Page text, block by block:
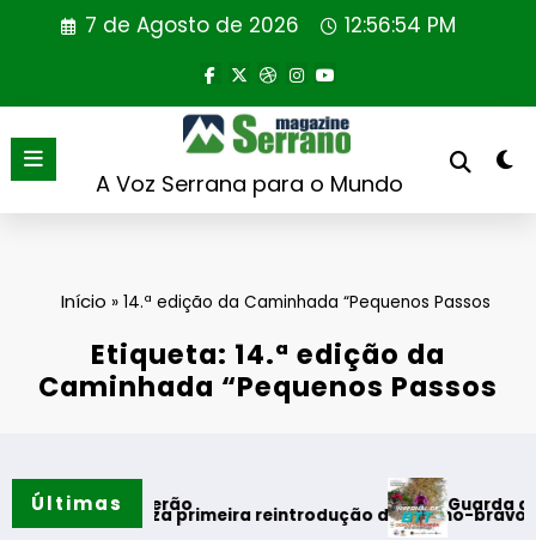
7 de Agosto de 2026 12:56:55 PM
A Voz Serrana para o Mundo
Início »14.ª edição da Caminhada “Pequenos Passos
Etiqueta: 14.ª edição da
Caminhada “Pequenos Passos
Últimas
do verão
realiza primeira reintrodução de coelho-bravo em área
Guarda desafia